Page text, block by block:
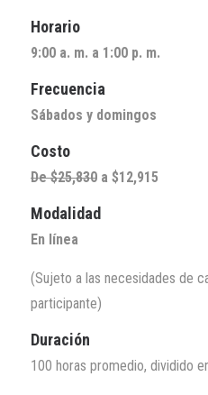
Horario
9:00 a. m. a 1:00 p. m.
Frecuencia
Sábados y domingos
Costo
De $25,830 a $12,915
Modalidad
En línea
(Sujeto a las necesidades de
participante)
Duración
100 horas promedio, dividido